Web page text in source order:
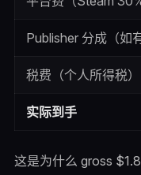
Publisher 分成（如有
税费（个人所得税）
实际到手
这是为什么 gross